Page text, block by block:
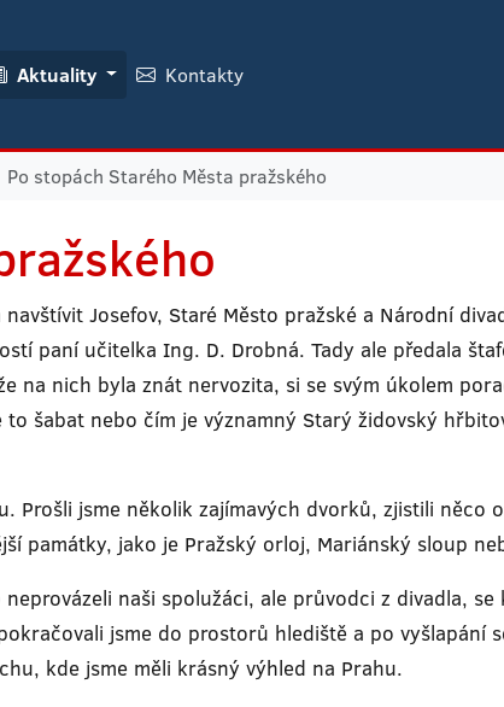
Aktuality Kontakty
Po stopách Starého Města pražského
Josefov, Staré Město pražské a Národní
paní učitelka Ing. D. Drobná. Tady ale předala
na nich byla znát nervozita, si se svým úkolem
šabat nebo čím je významný Starý židovský
Prošli jsme několik zajímavých dvorků, zjistili něco
památky, jako je Pražský orloj, Mariánský sloup
naši spolužáci, ale průvodci z divadla,
jsme do prostorů hlediště a po vyšlapání
kde jsme měli krásný výhled na Prahu.